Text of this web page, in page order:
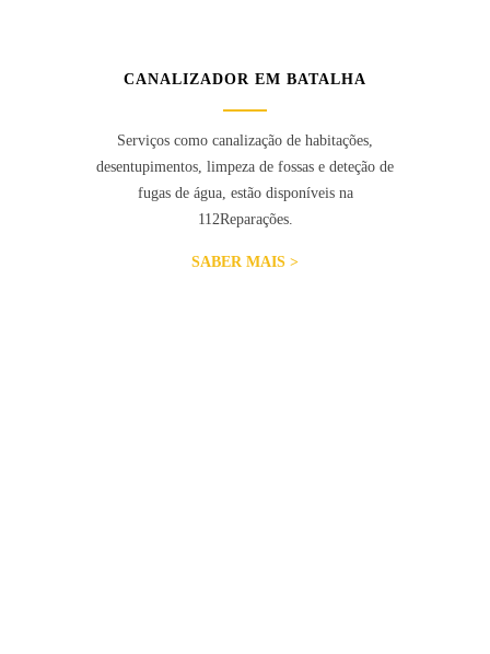
CANALIZADOR EM BATALHA
Serviços como canalização de habitações,
desentupimentos, limpeza de fossas e deteção de
fugas de água, estão disponíveis na
112Reparações.
SABER MAIS >